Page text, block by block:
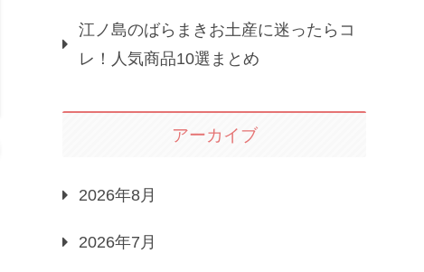
江ノ島のばらまきお土産に迷ったらコ
レ！人気商品10選まとめ
アーカイブ
2026年8月
2026年7月